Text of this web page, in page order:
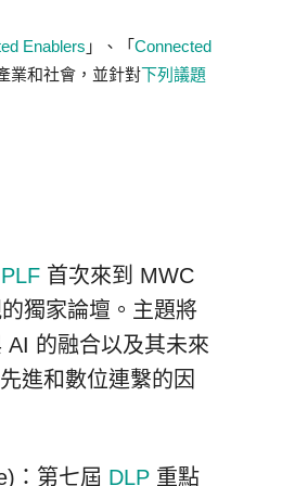
Enablers 」、「 Connected
業和社會，並針對下列議題
PLF 首次來到 MWC
獨家論壇。主題將
的融合以及其未來
進和數位連繫的因
：第七屆 DLP 重點